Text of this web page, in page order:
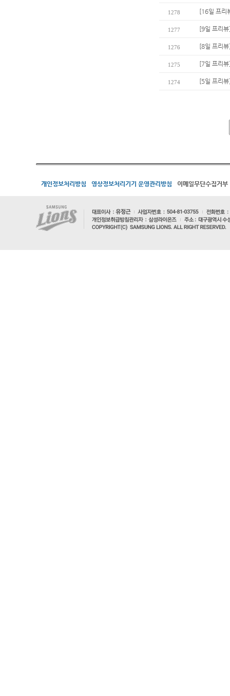
1278 [16일 프리
1277 [9일 프리
1276 [8일 프리
1275 [7일 프리
1274 [5일 프리
개인정보처리방침 영상정보처리기기 운영관리방침 이메일무단수집거부